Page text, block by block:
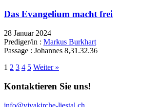
Das Evangelium macht frei
28 Januar 2024
Prediger/in : Markus Burkhart
Passage : Johannes 8,31.32.36
1 2 3 4 5 Weiter »
Kontaktieren Sie uns!
info@vivakirche-liestal.ch